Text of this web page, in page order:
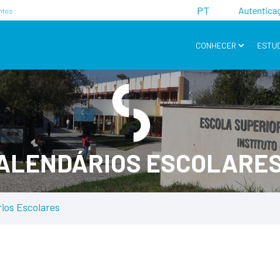
PT
CONHECER
Escolares